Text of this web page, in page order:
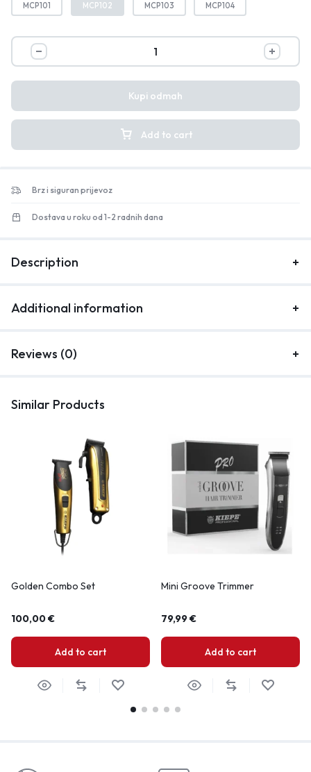
MCP101 MCP102 MCP103 MCP104
Add to cart
Kupi odmah
Brz i siguran prijevoz
Dostava u roku od 1-2 radnih dana
Description
Additional information
Reviews (0)
Similar Products
Golden Combo Set
100,00€
Add to cart
Mini Groove Trimmer
79,99€
Add to cart